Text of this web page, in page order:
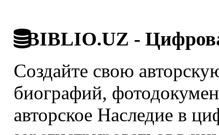
BIBLIO.UZ -
Создайте свою
биографий,
авторское Наследие в